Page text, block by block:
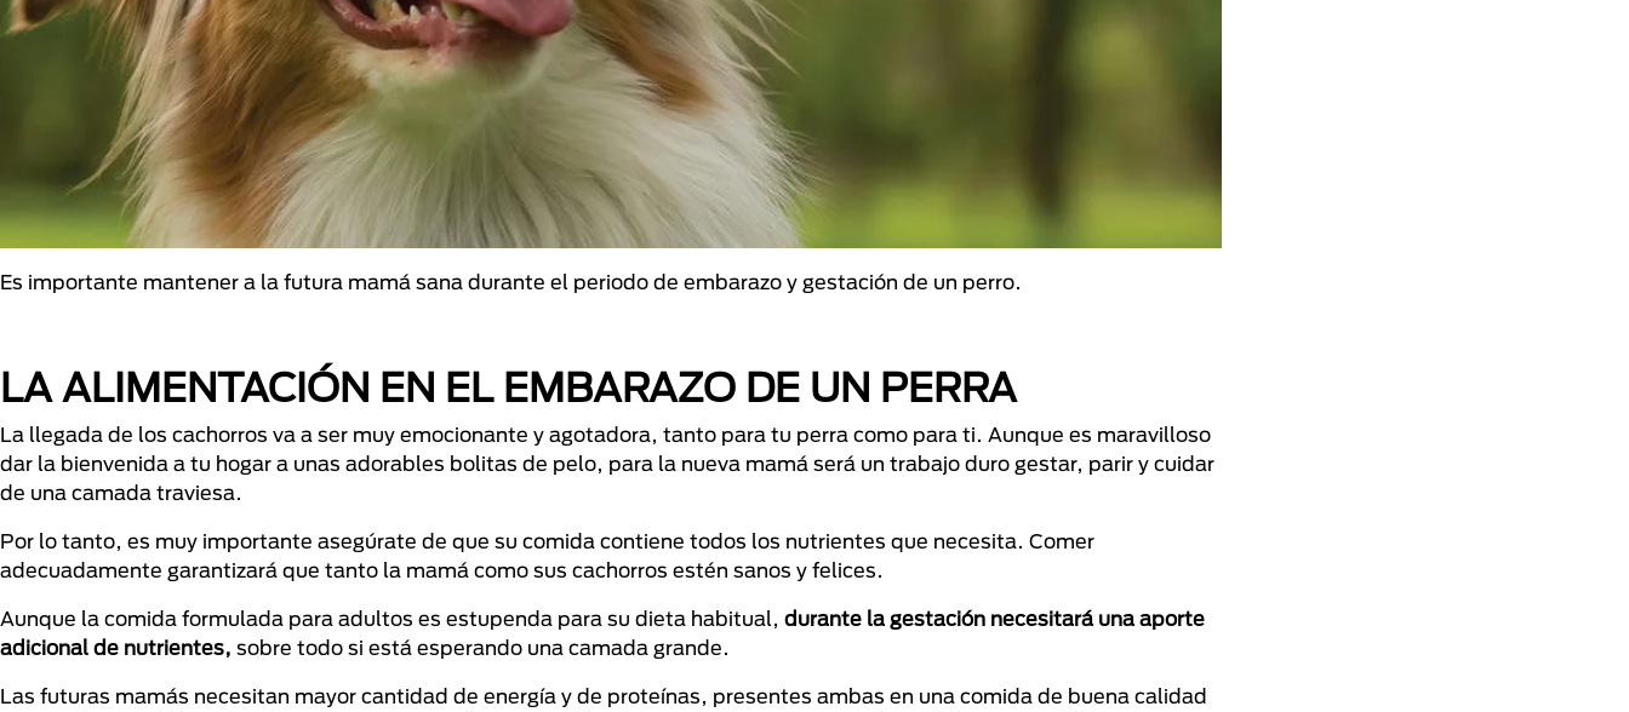
Es importante mantener a la futura mamá sana durante el periodo de embarazo y gestación de un perro.
LA ALIMENTACIÓN EN EL EMBARAZO DE UN PERRA
La llegada de los cachorros va a ser muy emocionante y agotadora, tanto para tu perra como para ti. Aunque es maravilloso
dar la bienvenida a tu hogar a unas adorables bolitas de pelo, para la nueva mamá será un trabajo duro gestar, parir y cuidar
de una camada traviesa.
Por lo tanto, es muy importante asegúrate de que su comida contiene todos los nutrientes que necesita. Comer
adecuadamente garantizará que tanto la mamá como sus cachorros estén sanos y felices.
Aunque la comida formulada para adultos es estupenda para su dieta habitual, durante la gestación necesitará una aporte
adicional de nutrientes, sobre todo si está esperando una camada grande.
Las futuras mamás necesitan mayor cantidad de energía y de proteínas, presentes ambas en una comida de buena calidad